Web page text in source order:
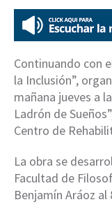
Continuando con
la Inclusión”,
mañana jueves a
Ladrón de
Centro de
La obra se
Facultad de
Benjamín Aráoz al